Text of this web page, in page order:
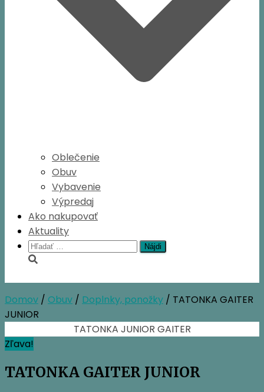
Oblečenie
Obuv
Vybavenie
Výpredaj
Ako nakupovať
Aktuality
Hľadať:
Domov / Obuv / Doplnky, ponožky / TATONKA GAITER
JUNIOR
Zľava!
TATONKA GAITER JUNIOR